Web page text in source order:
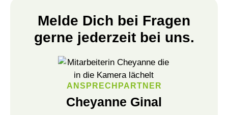
Melde Dich bei Fragen
gerne jederzeit bei uns.
ANSPRECHPARTNER
Cheyanne Ginal